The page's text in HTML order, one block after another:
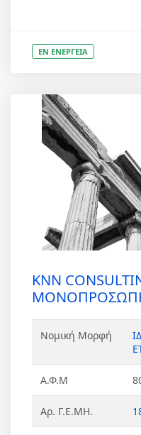
ΕΝ ΕΝΕΡΓΕΙΑ
KNN
ΜΟΝΟΠΡΟΣΩΠΗ
Νομική Μορφή
Α.Φ.Μ
Αρ. Γ.Ε.ΜΗ.